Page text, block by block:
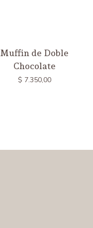
Muffin de Doble
Chocolate
$ 7.350,00